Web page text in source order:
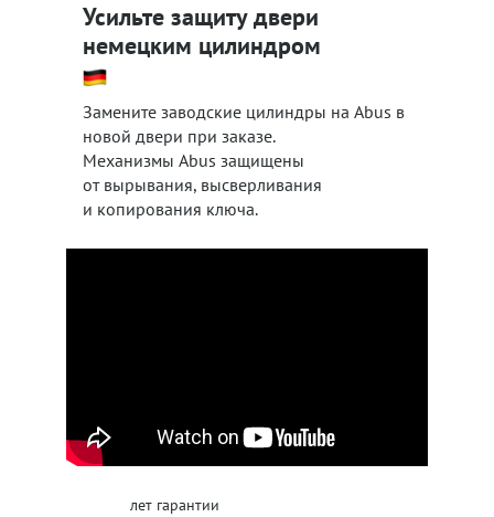
Усильте защиту двери
немецким цилиндром
Замените заводские цилиндры на Abus в
новой двери при заказе.
Механизмы Abus защищены
от вырывания, высверливания
и копирования ключа.
лет гарантии